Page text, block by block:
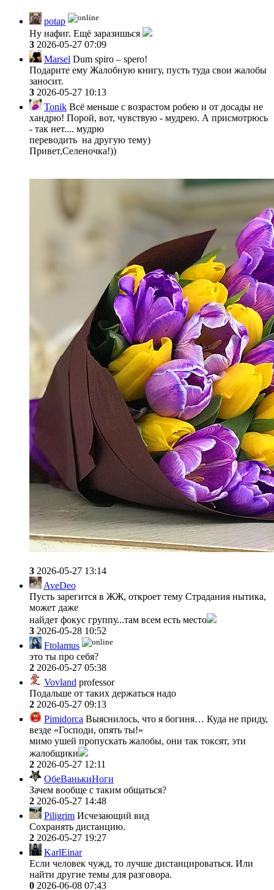
potap
Ну нафиг. Ещё заразишься
3 2026-05-27 07:09
Marsel Dum spiro – spero!
Подарите ему Жалобную книгу, пусть туда свои жалобы
заносит.
3 2026-05-27 10:13
Tonik Всё меньше с возрастом робею и от досады не
хандрю! Порой, вот, чувствую - мудрею. А присмотрюсь
- так нет.... мудрю
переводить на другую тему)
Привет,Селеночка!))
3 2026-05-27 13:14
AveDeo
Пусть зарегится в ЖЖ, откроет тему Страдания нытика,
может даже
найдет фокус группу...там всем есть место
3 2026-05-28 10:52
Ftolamus
это ты про себя?
2 2026-05-27 05:38
Vovland professor
Подальше от таких держаться надо
2 2026-05-27 09:13
Pimidorca Выяснилось, что я богиня… Куда не приду,
везде «Господи, опять ты!»
мимо ушей пропускать жалобы, они так токсят, эти
жалобщики
2 2026-05-27 12:11
ОбеВанькиНоги
Зачем вообще с таким общаться?
2 2026-05-27 14:48
Piligrim Исчезающий вид
Сохранять дистанцию.
2 2026-05-27 19:27
KarlEinar
Если человек чужд, то лучше дистанцироваться. Или
найти другие темы для разговора.
0 2026-06-08 07:43